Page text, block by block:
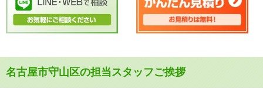
名古屋市守山区の担当スタッフご挨拶